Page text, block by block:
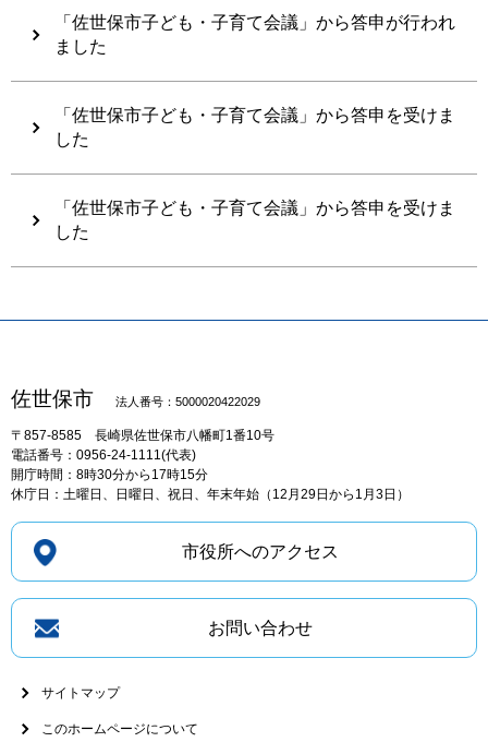
「佐世保市子ども・子育て会議」から答申が行われ
ました
「佐世保市子ども・子育て会議」から答申を受けま
した
「佐世保市子ども・子育て会議」から答申を受けま
した
佐世保市 法人番号：5000020422029
〒857-8585 長崎県佐世保市八幡町1番10号
電話番号：0956-24-1111(代表)
開庁時間：8時30分から17時15分
休庁日：土曜日、日曜日、祝日、年末年始（12月29日から1月3日）
市役所へのアクセス
お問い合わせ
サイトマップ
このホームページについて